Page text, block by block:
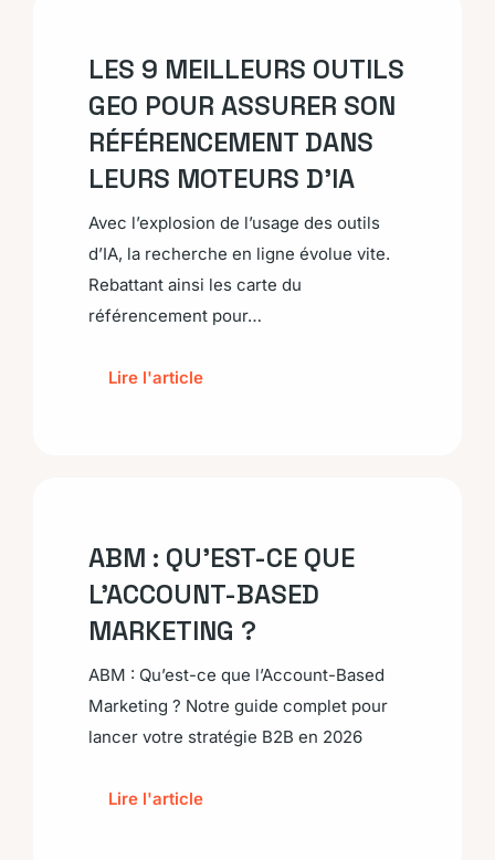
LES 9 MEILLEURS OUTILS
GEO POUR ASSURER SON
RÉFÉRENCEMENT DANS
LEURS MOTEURS D’IA
Avec l’explosion de l’usage des outils
d’IA, la recherche en ligne évolue vite.
Rebattant ainsi les carte du
référencement pour…
Lire l'article
ABM : QU’EST-CE QUE
L’ACCOUNT-BASED
MARKETING ?
ABM : Qu’est-ce que l’Account-Based
Marketing ? Notre guide complet pour
lancer votre stratégie B2B en 2026
Lire l'article